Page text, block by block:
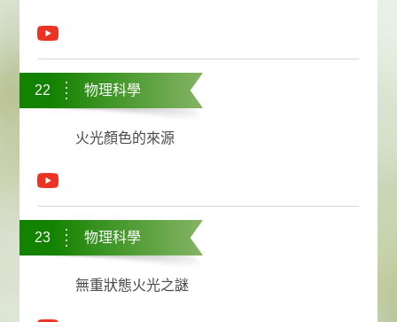
22 物理科學
火光顏色的來源
23 物理科學
無重狀態火光之謎